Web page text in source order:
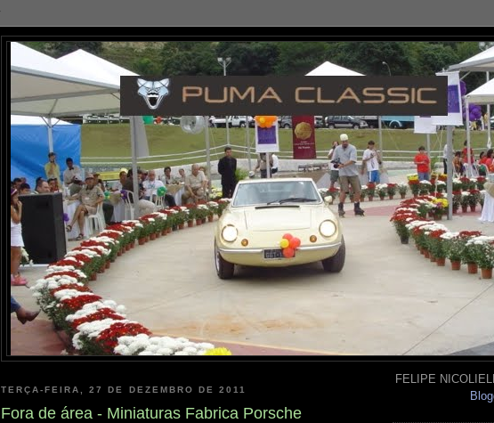
TERÇA-FEIRA, 27 DE DEZEMBRO DE 2011
Fora de área - Miniaturas Fabrica Porsche
FELIPE